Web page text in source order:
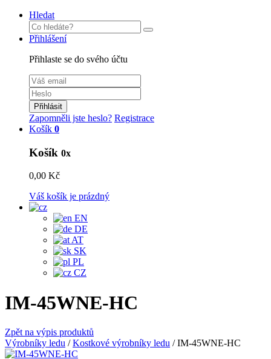
Hledat
Přihlášení
Přihlaste se do svého účtu
Přihlásit
Zapomněli jste heslo? Registrace
Košík 0
Košík 0x
0,00 Kč
Váš košík je prázdný
EN
DE
AT
SK
PL
CZ
IM-45WNE-HC
Zpět na výpis produktů
Výrobníky ledu /Kostkové výrobníky ledu /IM-45WNE-HC